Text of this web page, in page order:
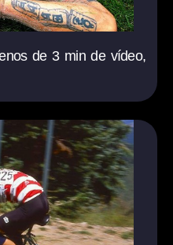
de 3 min de vídeo,